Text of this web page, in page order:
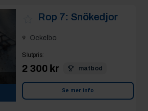
Rop 7: Snökedjor
Ockelbo
Slutpris:
2 300 kr matbod
Se mer info